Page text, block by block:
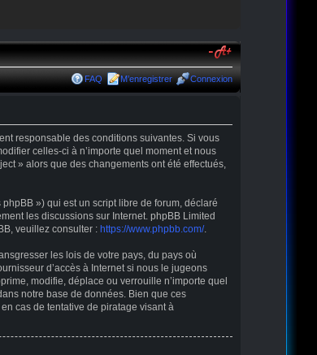
FAQ M’enregistrer Connexion
responsable des conditions suivantes. Si vous
celles-ci à n’importe quel moment et nous
» alors que des changements ont été effectués,
») qui est un script libre de forum, déclaré
les discussions sur Internet. phpBB Limited
veuillez consulter : https://www.phpbb.com/.
les lois de votre pays, du pays où
d’accès à Internet si nous le jugeons
modifie, déplace ou verrouille n’importe quel
notre base de données. Bien que ces
cas de tentative de piratage visant à